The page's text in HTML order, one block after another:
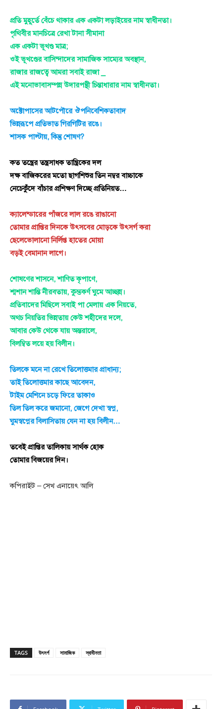
প্রতি মুহূর্তে বেঁচে থাকার এক একটা লড়াইয়ের নাম স্বাধীনতা।
পৃথিবীর মানচিত্রে রেখা টানা সীমানা
এক একটা ভূখণ্ড মাত্র;
ওই ভূখণ্ডের বাসিন্দাদের সামাজিক সাম্যের অবস্থান,
রাজার রাজত্বে আমরা সবাই রাজা _
এই মনোভাবাসম্পন্ন উদারপন্থী চিন্তাধারার নাম স্বাধীনতা।
অক্টোপাসের আটপৌরে ঔপনিবেশিকতাবাদ
ভিন্নরূপে প্রতিভাত গিরগিটির রঙে।
শাসক পাল্টায়, কিন্তু শোষণ?
কত তন্ত্রের তন্ত্রসাধক তান্ত্রিকের দল
দক্ষ বাজিকরের মতো ছাগশিশুর তিন নম্বর বাচ্চাকে
নেচেকুঁদে বাঁচার প্রশিক্ষণ দিচ্ছে প্রতিনিয়ত…
ক্যালেন্ডারের পাঁজরে লাল রঙে রাঙানো
তোমার প্রাপ্তির দিনকে উৎসবের মোড়কে উৎসর্গ করা
ছেলেভোলানো নির্লিপ্ত হাতের মোয়া
বড়ই বেমানান লাগে।
শোষণের শাসনে, শাণিত কৃপাণে,
শ্মশান শান্তি নীরবতায়, কুম্ভকর্ণ ঘুমে আচ্ছন্ন।
প্রতিবাদের মিছিলে সবাই পা মেলায় এক নিয়তে,
অথচ নিয়তির ভিন্নতায় কেউ শহীদের দলে,
আবার কেউ থেকে যায় অন্তরালে,
বিলম্বিত লয়ে হয় বিলীন।
তিলকে মনে না রেখে তিলোত্তমার প্রাধান্য;
তাই তিলোত্তমার কাছে আবেদন,
টাইম মেশিনে চড়ে ফিরে তাকাও
তিল তিল করে জমানো, জেগে দেখা স্বপ্ন,
ঘুমস্বপ্নের বিলাসিতায় যেন না হয় বিলীন…
তবেই প্রাপ্তির তালিকায় সার্থক হোক
তোমার বিজয়ের দিন।
কপিরাইট – সেখ এনায়েৎ আলি
TAGS উৎসর্গ সামাজিক স্বাধীনতা